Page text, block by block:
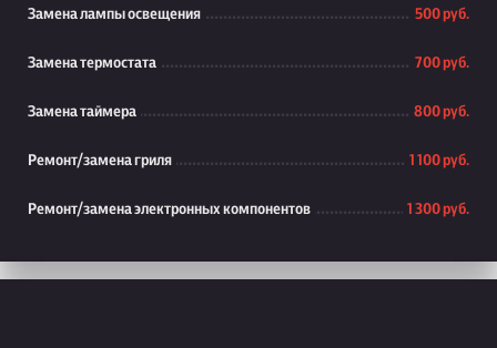
Замена лампы освещения 500 руб.
Замена термостата 700 руб.
Замена таймера 800 руб.
Ремонт/замена гриля 1 100 руб.
Ремонт/замена электронных компонентов 1 300 руб.